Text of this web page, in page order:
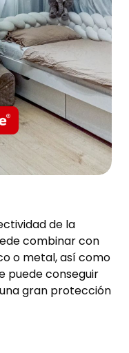
de la
combinar con
o metal, así como
puede conseguir
gran protección